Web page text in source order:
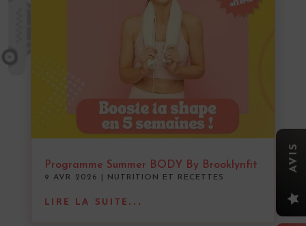
Programme Summer BODY By Brooklynfit
9 AVR 2026 NUTRITION ET RECETTES
LIRE LA SUITE... 
AVIS